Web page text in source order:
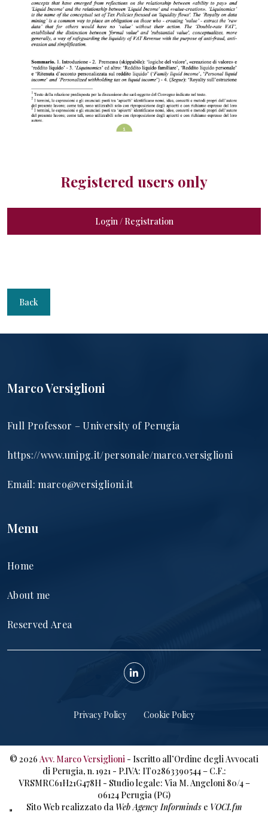
Registered users only
Login / Registration
Back
Marco Versiglioni
Full Professor – University of Perugia
https://www.unipg.it/personale/marco.versiglioni
Email:marco@versiglioni.it
Menu
Home
About me
Reserved Area
Privacy Policy Cookie Policy
© 2026 Avv. Marco Versiglioni - Iscritto all’Ordine degli Avvocati
di Perugia, n. 1921 - P.IVA: IT02863390544 – C.F.:
VRSMRC61H21G478H - Studio legale: Via M. Angeloni 80/4 –
06124 Perugia (PG)
Sito Web realizzato da Web Agency Informindse VOCI.fm